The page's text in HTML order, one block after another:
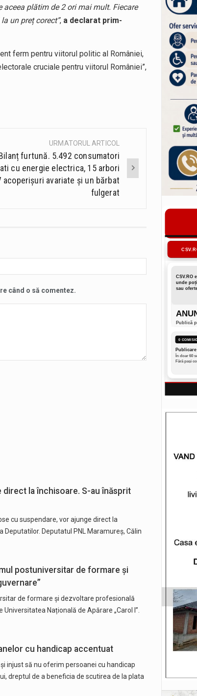
aceea plătim de 2 ori mai mult. Fiecare
un preț corect”, a declarat prim-
ferm pentru viitorul politic al României,
cruciale pentru viitorul României”,
URMATORUL ARTICOL
furtună. 5.492 consumatori
cu energie electrica, 15 arbori
acoperișuri avariate și un bărbat
fulgerat
când o să comentez.
la închisoare. S-au înăsprit
cu suspendare, vor ajunge direct la
Deputatul PNL Maramureș, Călin
postuniversitar de formare și
de formare și dezvoltare profesională
Națională de Apărare „Carol I”.
cu handicap accentuat
injust să nu oferim persoanei cu handicap
dreptul de a beneficia de scutirea de la plata